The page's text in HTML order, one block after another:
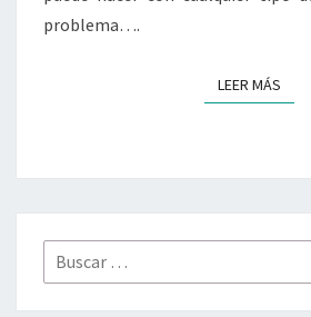
problema….
LEER MÁSLEER
Buscar
por: